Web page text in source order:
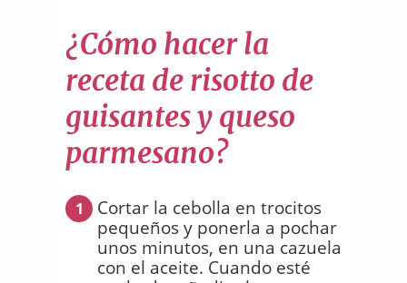
¿Cómo hacer la
receta de risotto de
guisantes y queso
parmesano?
1
Cortar la cebolla en trocitos
pequeños y ponerla a pochar
unos minutos, en una cazuela
con el aceite. Cuando esté